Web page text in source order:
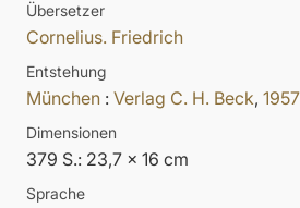
Übersetzer
Cornelius. Friedrich
Entstehung
München : Verlag C. H. Beck, 1957
Dimensionen
379 S.: 23,7 x 16 cm
Sprache